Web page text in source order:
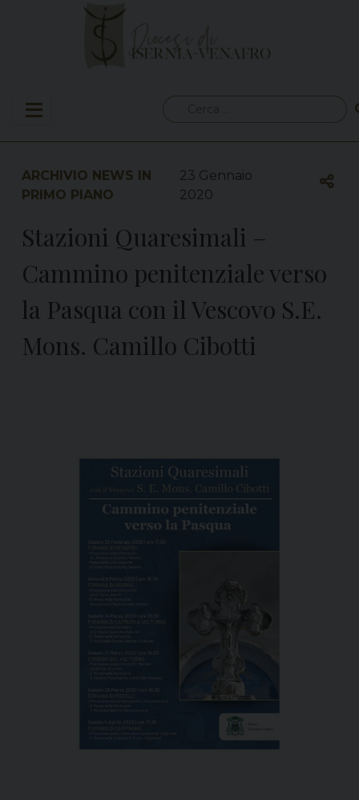
per:
ARCHIVIO NEWS IN
PRIMO PIANO
23 Gennaio
2020
Stazioni Quaresimali –
Cammino penitenziale verso
la Pasqua con il Vescovo S.E.
Mons. Camillo Cibotti